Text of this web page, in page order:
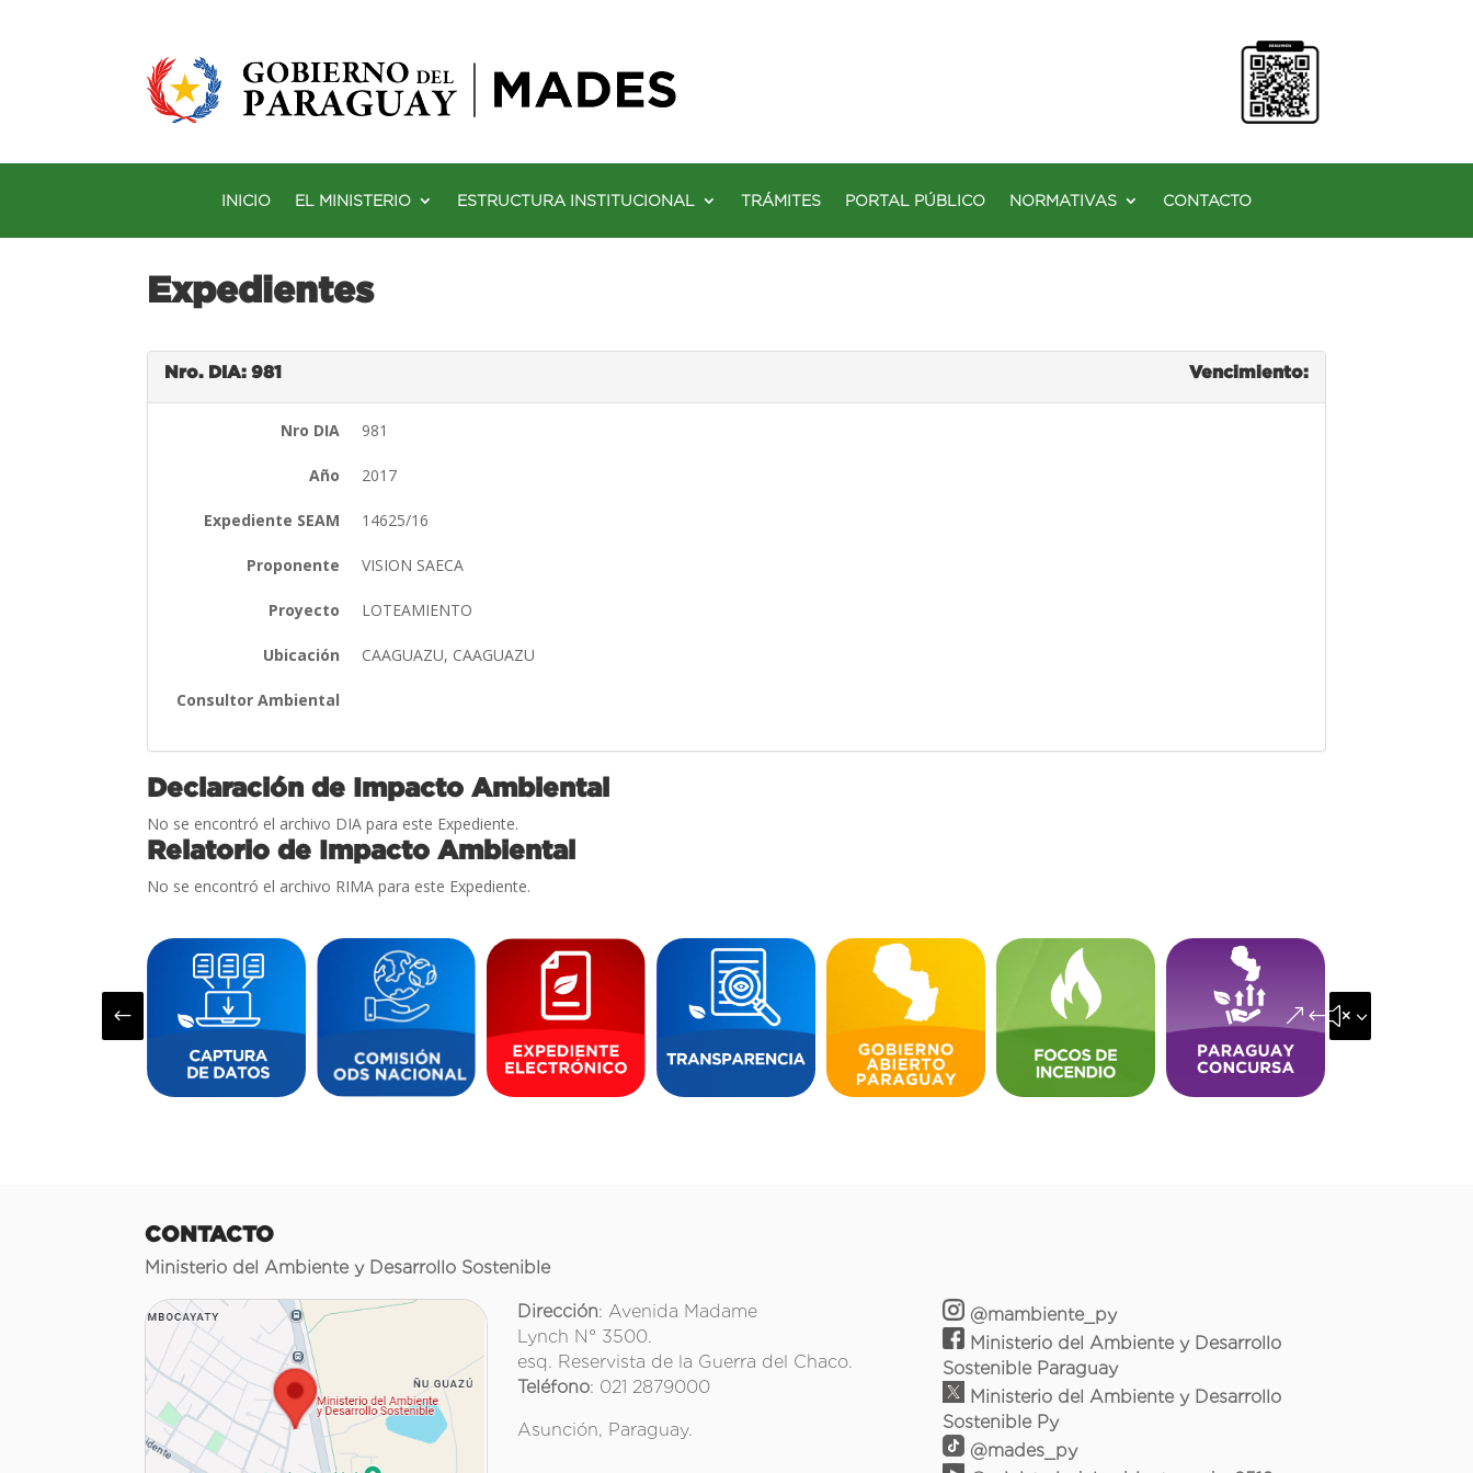
INICIO EL MINISTERIO ESTRUCTURA INSTITUCIONAL TRÁMITES PORTAL PÚBLICO NORMATIVAS CONTACTO
Expedientes
Nro. DIA: 981 Vencimiento:
Nro DIA 981
Año 2017
Expediente SEAM 14625/16
Proponente VISION SAECA
Proyecto LOTEAMIENTO
Ubicación CAAGUAZU, CAAGUAZU
Consultor Ambiental
Declaración de Impacto Ambiental
No se encontró el archivo DIA para este Expediente.
Relatorio de Impacto Ambiental
No se encontró el archivo RIMA para este Expediente.
# &#x35;
CONTACTO
Ministerio del Ambiente y Desarrollo Sostenible
Dirección: Avenida Madame
Lynch N° 3500.
esq. Reservista de la Guerra del Chaco.
Teléfono: 021 2879000
Asunción, Paraguay.
@mambiente_py
Ministerio del Ambiente y Desarrollo
Sostenible Paraguay
Ministerio del Ambiente y Desarrollo
Sostenible Py
@mades_py